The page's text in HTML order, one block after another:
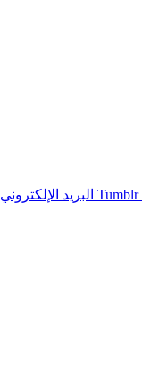
Tumblr البريد الإلكتروني